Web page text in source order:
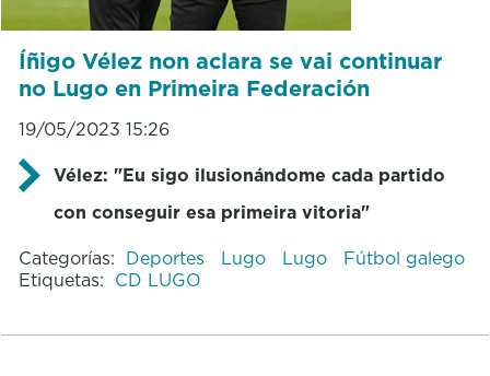
Íñigo Vélez non aclara se vai continuar
no Lugo en Primeira Federación
19/05/2023 15:26
Vélez: "Eu sigo ilusionándome cada partido
con conseguir esa primeira vitoria"
Categorías: Deportes Lugo Lugo
Fútbol galego
Etiquetas: CD LUGO